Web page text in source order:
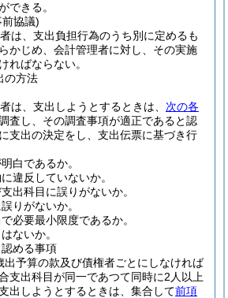
できる。
協議)
は、支出負担行為のうち別に定めるも
かじめ、会計管理者に対し、その実施
ればならない。
の方法
は、支出しようとするときは、 次の各
査し、その調査事項が適正であると認
支出の決定をし、支出伝票に基づき行
白であるか。
違反していないか。
出科目に誤りがないか。
りがないか。
必要最小限度であるか。
ないか。
める事項
出予算の款及び債権者ごとにしなければ
支出科目が同一であつて同時に2人以上
出しようとするときは、集合して前項